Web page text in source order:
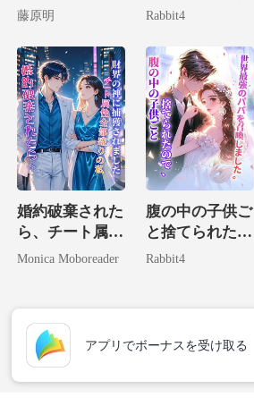
藤原明
子の存在は絶対
Rabbit4
婚約破棄された
ら、チート属性
全部盛りの私が
Monica Moboreader
腹の中の子供ご
と捨てられたの
で、世界最強の
Rabbit4
アプリでボーナスを受け取る